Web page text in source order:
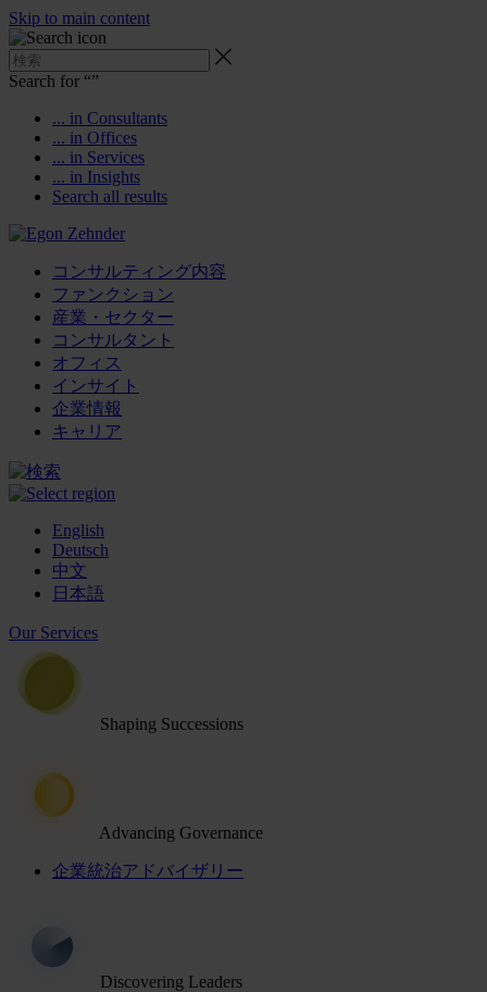
Skip to main content
Search for “”
... in Consultants
... in Offices
... in Services
... in Insights
Search all results
コンサルティング内容
ファンクション
産業・セクター
コンサルタント
オフィス
インサイト
企業情報
キャリア
English
Deutsch
中文
日本語
Our Services
Shaping Successions
Advancing Governance
企業統治アドバイザリー
Discovering Leaders